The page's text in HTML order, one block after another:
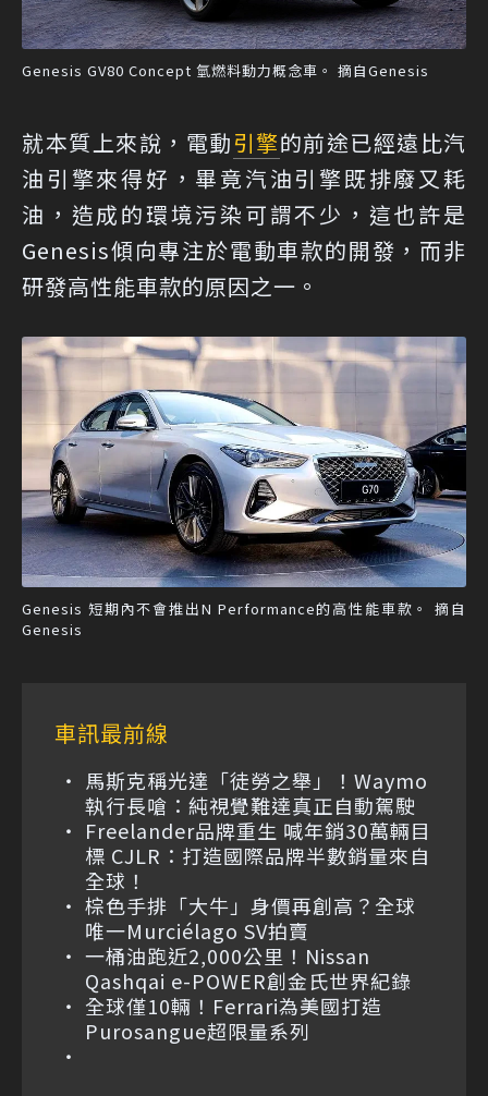
Genesis GV80 Concept 氫燃料動力概念車。 摘自Genesis
就本質上來說，電動引擎的前途已經遠比汽
油引擎來得好，畢竟汽油引擎既排廢又耗
油，造成的環境污染可謂不少，這也許是
Genesis傾向專注於電動車款的開發，而非
研發高性能車款的原因之一。
Genesis 短期內不會推出N Performance的高性能車款。 摘自
Genesis
車訊最前線
馬斯克稱光達「徒勞之舉」！Waymo
執行長嗆：純視覺難達真正自動駕駛
Freelander品牌重生 喊年銷30萬輛目
標 CJLR：打造國際品牌半數銷量來自
全球！
棕色手排「大牛」身價再創高？全球
唯一Murciélago SV拍賣
一桶油跑近2,000公里！Nissan
Qashqai e-POWER創金氏世界紀錄
全球僅10輛！Ferrari為美國打造
Purosangue超限量系列